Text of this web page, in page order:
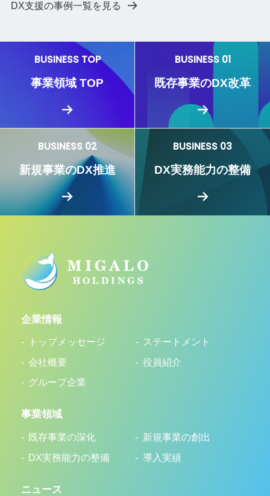
DX支援の事例一覧を見る
BUSINESS TOP
事業領域 TOP
BUSINESS 01
既存事業のDX改革
BUSINESS 02
新規事業のDX推進
BUSINESS 03
DX実務能力の整備
企業情報
トップメッセージ
ステートメント
会社概要
役員紹介
グループ企業
事業領域
既存事業の深化
新規事業の創出
DX実務能力の整備
導入実績
ニュース